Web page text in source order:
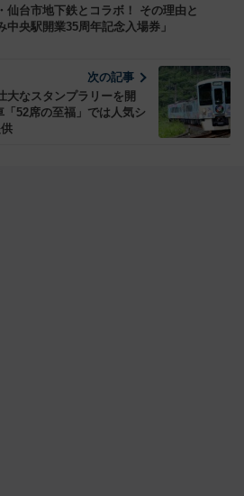
仙台市地下鉄とコラボ！ その理由と
中央駅開業35周年記念入場券」
次の記事
大なスタンプラリーを開
52席の至福」では人気シ